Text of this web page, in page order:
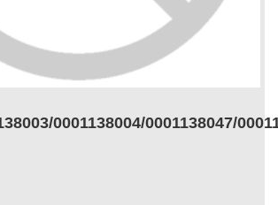
0001138004/0001138047/